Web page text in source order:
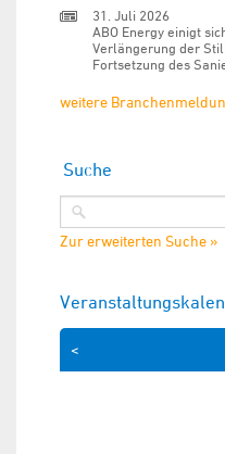
31. Juli 2026
ABO Energy einigt
Verlängerung der
Fortsetzung des
weitere
Suche
Zur erweiterten Suche »
<